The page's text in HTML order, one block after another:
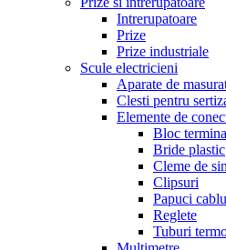
Intrerupatoare
Prize
Prize industriale
Scule electricieni
Aparate de
Clesti pentru
Elemente de
Bloc
Bride plastic
Cleme de
Clipsuri
Papuci
Reglete
Tuburi